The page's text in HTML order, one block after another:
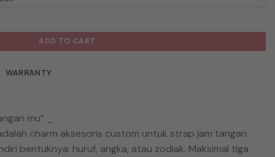
ADD TO CART
WARRANTY
mu” _
charm aksesoris custom untuk strap jam tangan
bentuknya: huruf, angka, atau zodiak. Maksimal tiga